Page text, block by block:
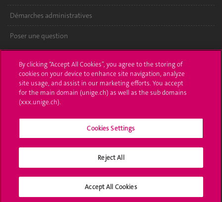
Démarches administratives
Poser une question
UNIGE Mobile
Médias
Offres d'emploi
Bibliothèque
Médias sociaux UNIGE
By clicking “Accept All Cookies”, you agree to the storing of
cookies on your device to enhance site navigation, analyze
site usage, and assist in our marketing efforts. You accept
for the main domain (unige.ch) as well as the sub domains
(xxx.unige.ch).
Cookies Settings
Reject All
Accept All Cookies